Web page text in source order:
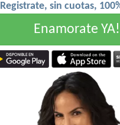
Registrate, sin cuotas,
Enamorate YA!